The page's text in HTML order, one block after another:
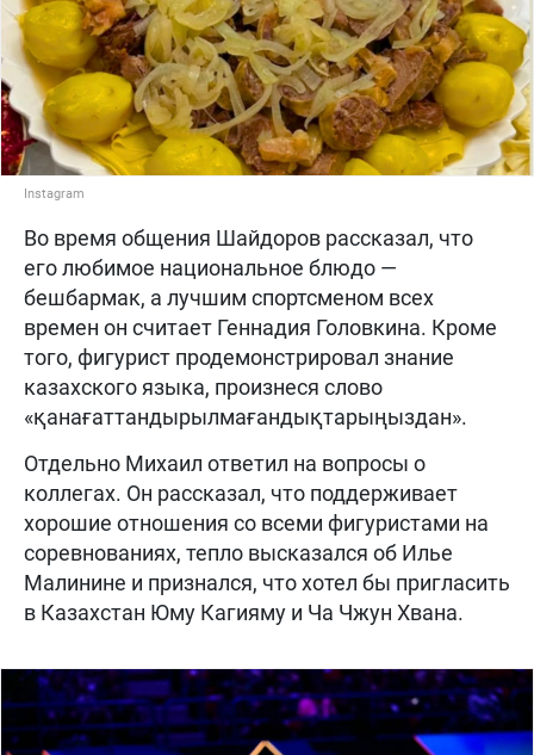
Instagram
Во время общения Шайдоров рассказал, что
его любимое национальное блюдо —
бешбармак, а лучшим спортсменом всех
времен он считает Геннадия Головкина. Кроме
того, фигурист продемонстрировал знание
казахского языка, произнеся слово
«қанағаттандырылмағандықтарыңыздан».
Отдельно Михаил ответил на вопросы о
коллегах. Он рассказал, что поддерживает
хорошие отношения со всеми фигуристами на
соревнованиях, тепло высказался об Илье
Малинине и признался, что хотел бы пригласить
в Казахстан Юму Кагияму и Ча Чжун Хвана.